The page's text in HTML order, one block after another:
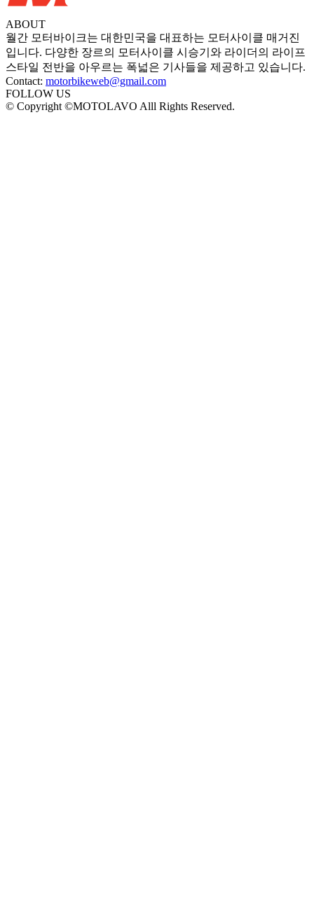
ABOUT
월간 모터바이크는 대한민국을 대표하는 모터사이클 매거진
입니다. 다양한 장르의 모터사이클 시승기와 라이더의 라이프
스타일 전반을 아우르는 폭넓은 기사들을 제공하고 있습니다.
Contact: motorbikeweb@gmail.com
FOLLOW US
© Copyright ©MOTOLAVO Alll Rights Reserved.